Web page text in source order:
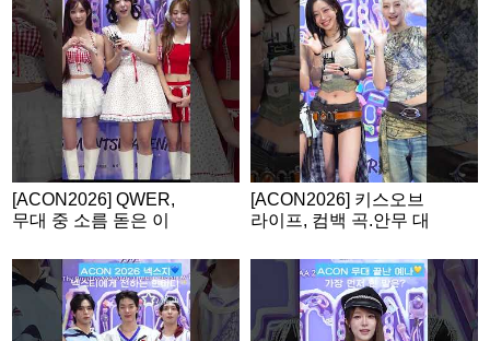
[ACON2026] QWER,
무대 중 소름 돋은 이
[ACON2026] 키스오브
라이프, 컴백 곡.안무 대